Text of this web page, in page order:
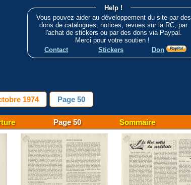
Help !
Vous pouvez aider au développement du site par des
dons de catalogues, notices, revues sur la RC, par
l'achat de stickers ou par des dons via Paypal.
Merci pour votre soutien !
Contact
Stickers Don
1974 Page 50
Page 50 Sommaire